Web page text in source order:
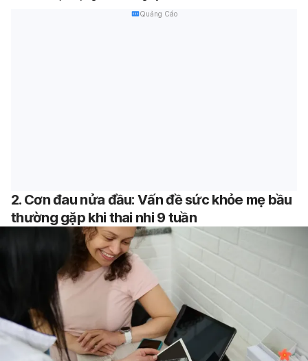
Quảng Cáo
2. Cơn đau nửa đầu: Vấn đề sức khỏe mẹ bầu
thường gặp khi thai nhi 9 tuần